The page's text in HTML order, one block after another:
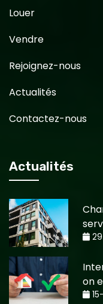
Louer
Vendre
Rejoignez-nous
Actualités
Contactez-nous
Actualités
on